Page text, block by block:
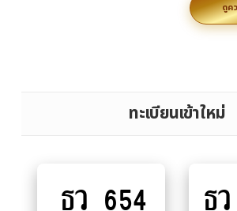
ดูค
ทะเบียนเข้าใหม่
to
ธว 654 ธ